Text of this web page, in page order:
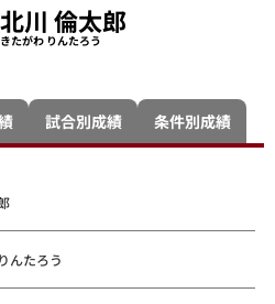
北川 倫太郎
きたがわ りんたろう
試合別成績 条件別成績
んたろう